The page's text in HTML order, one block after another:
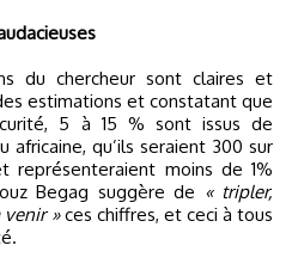
du chercheur sont claires et
estimations et constatant que
5 à 15 % sont issus de
africaine, qu’ils seraient 300 sur
représenteraient moins de 1%
Begag suggère de « tripler,
venir »ces chiffres, et ceci à tous